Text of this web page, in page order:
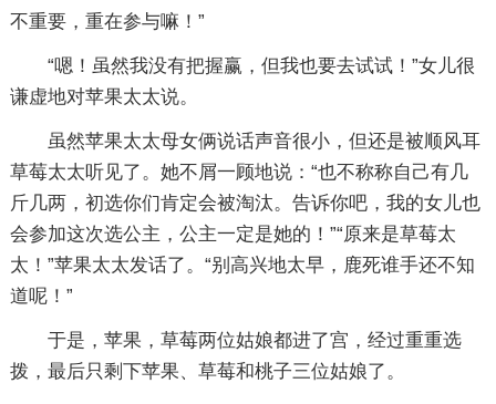
不重要，重在参与嘛！”
“嗯！虽然我没有把握赢，但我也要去试试！”女儿很
谦虚地对苹果太太说。
虽然苹果太太母女俩说话声音很小，但还是被顺风耳
草莓太太听见了。她不屑一顾地说：“也不称称自己有几
斤几两，初选你们肯定会被淘汰。告诉你吧，我的女儿也
会参加这次选公主，公主一定是她的！”“原来是草莓太
太！”苹果太太发话了。“别高兴地太早，鹿死谁手还不知
道呢！”
于是，苹果，草莓两位姑娘都进了宫，经过重重选
拨，最后只剩下苹果、草莓和桃子三位姑娘了。